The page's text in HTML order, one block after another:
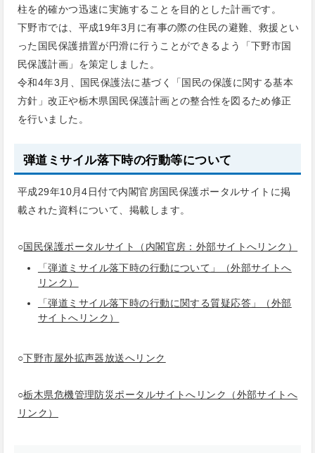
柱を的確かつ迅速に実施することを目的とした計画です。
下野市では、平成19年3月に有事の際の住民の避難、救援とい
った国民保護措置が円滑に行うことができるよう「下野市国
民保護計画」を策定しました。
令和4年3月、国民保護法に基づく「国民の保護に関する基本
方針」改正や栃木県国民保護計画との整合性を図るため修正
を行いました。
弾道ミサイル落下時の行動等について
平成29年10月4日付で内閣官房国民保護ポータルサイトに掲
載された資料について、掲載します。
○国民保護ポータルサイト（内閣官房：外部サイトへリンク）
「弾道ミサイル落下時の行動について」（外部サイトへ
リンク）
「弾道ミサイル落下時の行動に関する質疑応答」（外部
サイトへリンク）
○下野市屋外拡声器放送へリンク
○栃木県危機管理防災ポータルサイトへリンク（外部サイトへ
リンク）